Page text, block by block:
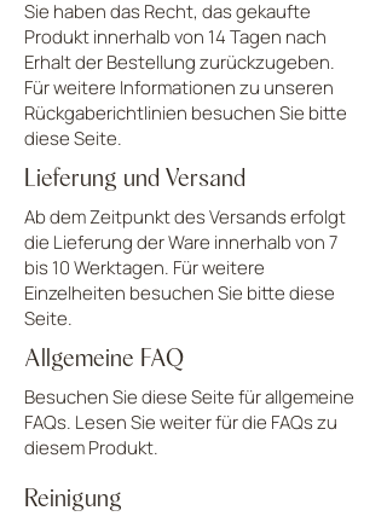
Sie haben das Recht, das gekaufte
Produkt innerhalb von 14 Tagen nach
Erhalt der Bestellung zurückzugeben.
Für weitere Informationen zu unseren
Rückgaberichtlinien besuchen Sie bitte
diese Seite.
Lieferung und Versand
Ab dem Zeitpunkt des Versands erfolgt
die Lieferung der Ware innerhalb von 7
bis 10 Werktagen. Für weitere
Einzelheiten besuchen Sie bitte diese
Seite.
Allgemeine FAQ
Besuchen Sie diese Seite für allgemeine
FAQs. Lesen Sie weiter für die FAQs zu
diesem Produkt.
Reinigung